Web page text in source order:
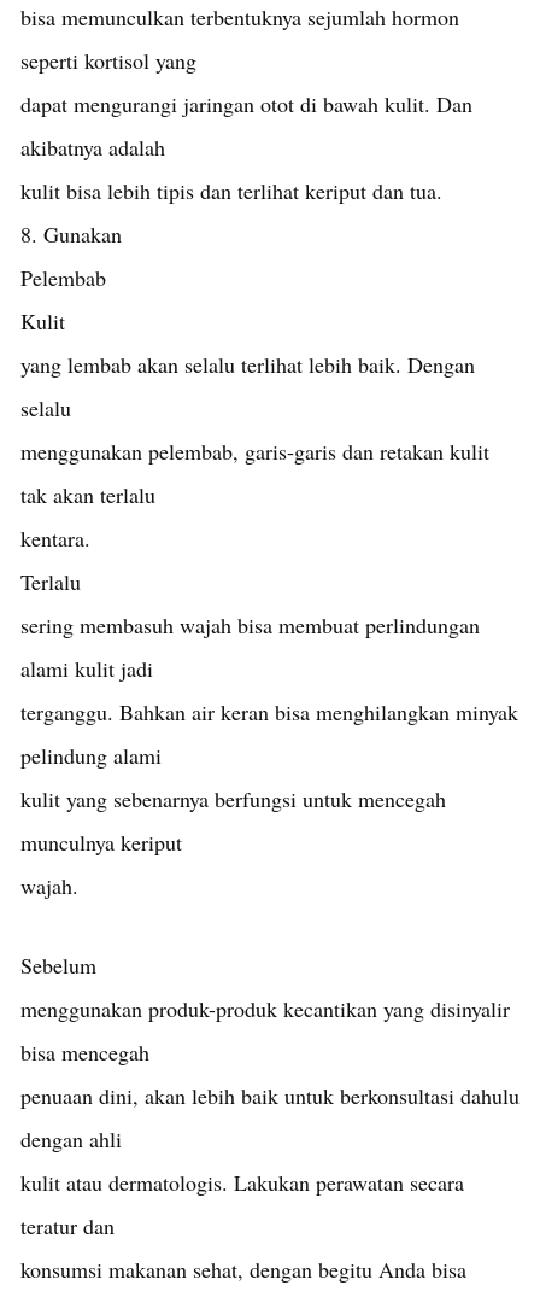
bisa memunculkan terbentuknya sejumlah hormon
seperti kortisol yang
dapat mengurangi jaringan otot di bawah kulit. Dan
akibatnya adalah
kulit bisa lebih tipis dan terlihat keriput dan tua.
8. Gunakan
Pelembab
Kulit
yang lembab akan selalu terlihat lebih baik. Dengan
selalu
menggunakan pelembab, garis-garis dan retakan kulit
tak akan terlalu
kentara.
Terlalu
sering membasuh wajah bisa membuat perlindungan
alami kulit jadi
terganggu. Bahkan air keran bisa menghilangkan minyak
pelindung alami
kulit yang sebenarnya berfungsi untuk mencegah
munculnya keriput
wajah.
Sebelum
menggunakan produk-produk kecantikan yang disinyalir
bisa mencegah
penuaan dini, akan lebih baik untuk berkonsultasi dahulu
dengan ahli
kulit atau dermatologis. Lakukan perawatan secara
teratur dan
konsumsi makanan sehat, dengan begitu Anda bisa